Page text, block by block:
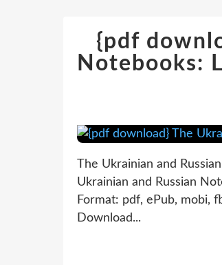
{pdf
Notebooks:
The Ukrainian and
Ukrainian and Russian
Format: pdf, ePub, mobi,
Download...